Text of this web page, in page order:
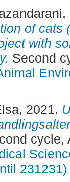
of cats
with
Second
, 2021.
231231)